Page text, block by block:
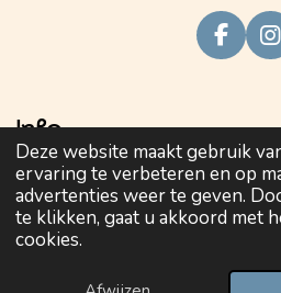
Deze website maakt gebruik
ervaring te verbeteren en op
advertenties weer te geven.
te klikken, gaat u akkoord met
cookies.
F
a
b
o
o
k
I
n
a
g
r
a
Info
Privacy policy
Algemene voorwaarden